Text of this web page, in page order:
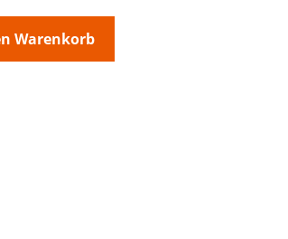
Warenkorb